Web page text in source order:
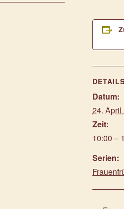
DETAILS
Datum:
24. April
Zeit:
10:00 –
Serien: